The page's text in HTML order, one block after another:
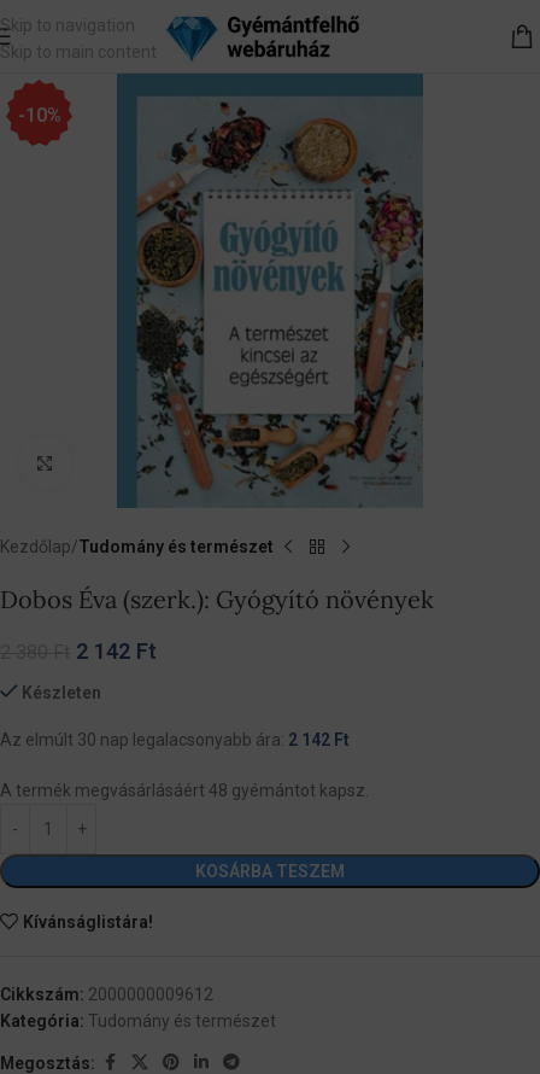
Skip to navigation
Skip to main content
-10%
Kezdőlap Tudomány és természet
Dobos Éva (szerk.): Gyógyító növények
2 142 Ft
Készleten
Az elmúlt 30 nap legalacsonyabb ára: 2 142 Ft
A termék megvásárlásáért 48 gyémántot kapsz.
KOSÁRBA TESZEM
Kívánságlistára!
Cikkszám: 2000000009612
Kategória: Tudomány és természet
Megosztás: